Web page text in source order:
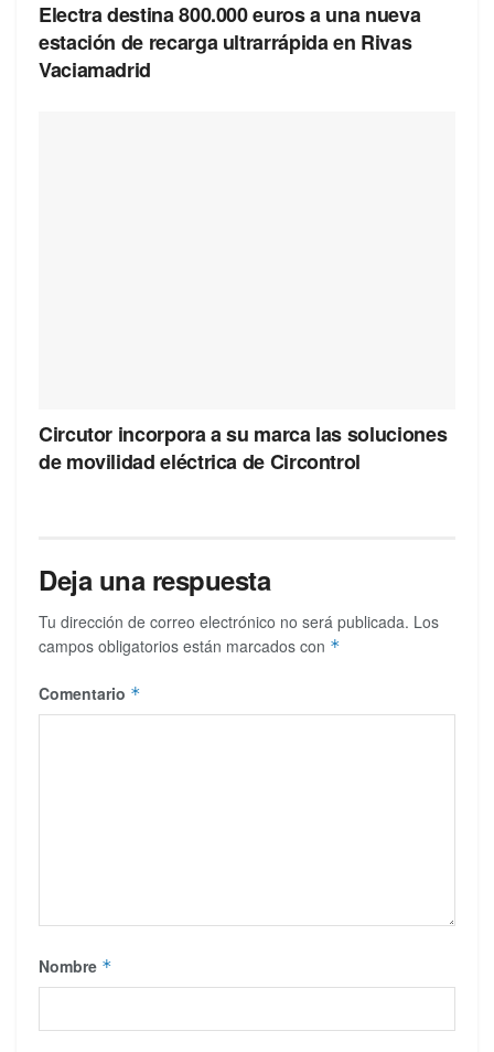
Electra destina 800.000 euros a una nueva
estación de recarga ultrarrápida en Rivas
Vaciamadrid
Circutor incorpora a su marca las soluciones
de movilidad eléctrica de Circontrol
Deja una respuesta
Tu dirección de correo electrónico no será publicada. Los
campos obligatorios están marcados con *
Comentario *
Nombre *